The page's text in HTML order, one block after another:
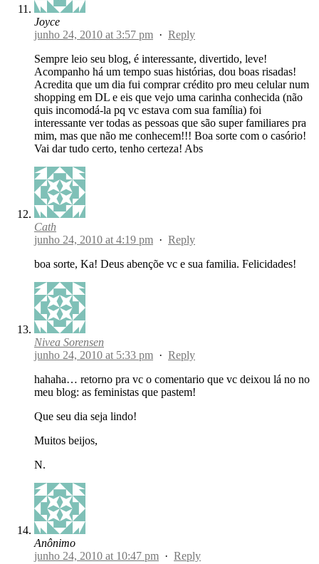
Joyce
junho 24, 2010 at 3:57 pm · Reply
Sempre leio seu blog, é interessante, divertido, leve!
Acompanho há um tempo suas histórias, dou boas risadas!
Acredita que um dia fui comprar crédito pro meu celular num
shopping em DL e eis que vejo uma carinha conhecida (não
quis incomodá-la pq vc estava com sua família) foi
interessante ver todas as pessoas que são super familiares pra
mim, mas que não me conhecem!!! Boa sorte com o casório!
Vai dar tudo certo, tenho certeza! Abs
Cath
junho 24, 2010 at 4:19 pm · Reply
boa sorte, Ka! Deus abençõe vc e sua familia. Felicidades!
Nivea Sorensen
junho 24, 2010 at 5:33 pm · Reply
hahaha… retorno pra vc o comentario que vc deixou lá no no
meu blog: as feministas que pastem!
Que seu dia seja lindo!
Muitos beijos,
N.
Anônimo
junho 24, 2010 at 10:47 pm · Reply